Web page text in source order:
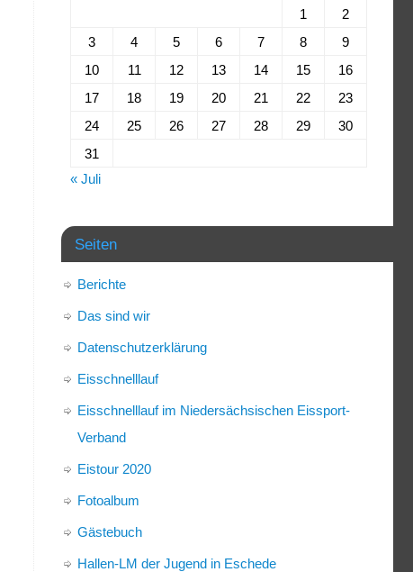
1
2
3
4 5 6 7 8
9
10
11 12 13 14 15
16
17
18 19 20 21 22
23
24
25 26 27 28 29
30
31
« Juli
Seiten
Berichte
Das sind wir
Datenschutzerklärung
Eisschnelllauf
Eisschnelllauf im Niedersächsischen Eissport-
Verband
Eistour 2020
Fotoalbum
Gästebuch
Hallen-LM der Jugend in Eschede